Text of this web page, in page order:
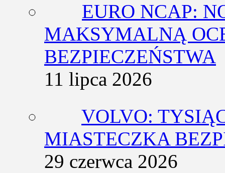
EURO NCAP:
MAKSYMALNĄ
BEZPIECZEŃSTWA
11 lipca 2026
VOLVO:
MIASTECZKA
29 czerwca 2026